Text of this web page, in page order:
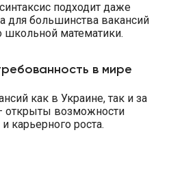
подходит даже
для большинства вакансий
школьной математики.
в мире
как в Украине, так и за
возможности
карьерного роста.